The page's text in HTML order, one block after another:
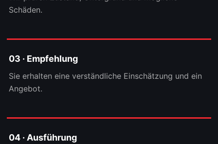
Schäden.
03 · Empfehlung
Sie erhalten eine verständliche Einschätzung und ein
Angebot.
04 · Ausführung